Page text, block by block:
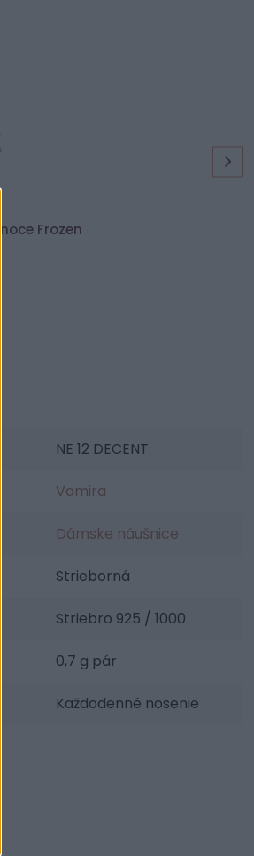
Frozen
NE 12 DECENT
Vamira
Dámske náušnice
Strieborná
Striebro 925 / 1000
0,7 g pár
Každodenné nosenie